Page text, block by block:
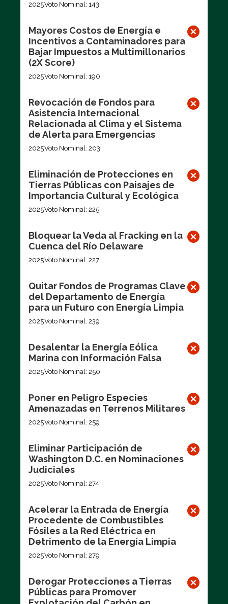
2025Voto Nominal: 143
Mayores Costos de Energía e
Incentivos a Contaminadores para
Bajar Impuestos a Multimillonarios
(2X Score)
2025Voto Nominal: 190
Revocación de Fondos para
Asistencia Internacional
Relacionada al Clima y el Sistema
de Alerta para Emergencias
2025Voto Nominal: 203
Eliminación de Protecciones en
Tierras Públicas con Paisajes de
Importancia Cultural y Ecológica
2025Voto Nominal: 225
Bloquear la Veda al Fracking en la
Cuenca del Río Delaware
2025Voto Nominal: 227
Quitar Fondos de Programas Clave
del Departamento de Energía
para un Futuro con Energía Limpia
2025Voto Nominal: 239
Desalentar la Energía Eólica
Marina con Información Falsa
2025Voto Nominal: 250
Poner en Peligro Especies
Amenazadas en Terrenos Militares
2025Voto Nominal: 259
Eliminar Participación de
Washington D.C. en Nominaciones
Judiciales
2025Voto Nominal: 274
Acelerar la Entrada de Energía
Procedente de Combustibles
Fósiles a la Red Eléctrica en
Detrimento de la Energía Limpia
2025Voto Nominal: 279
Derogar Protecciones a Tierras
Públicas para Promover